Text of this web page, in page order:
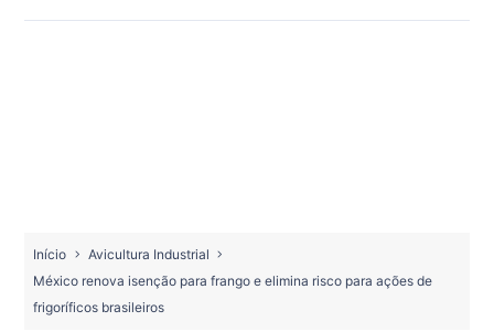
Início
Avicultura Industrial
México renova isenção para frango e elimina risco para ações de
frigoríficos brasileiros